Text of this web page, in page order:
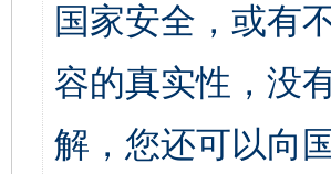
国家安全，或有
容的真实性，没
解，您还可以向